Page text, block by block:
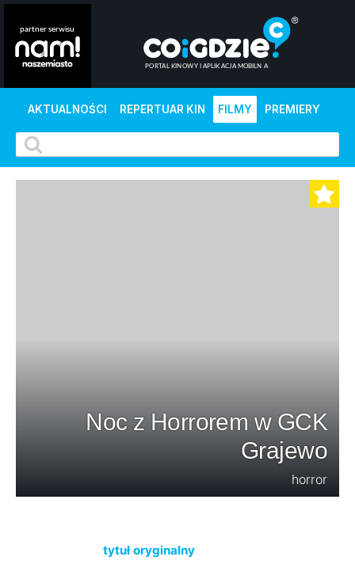
AKTUALNOŚCI REPERTUAR KIN FILMY PREMIERY
Noc z Horrorem w GCK
Grajewo
horror
tytuł oryginalny